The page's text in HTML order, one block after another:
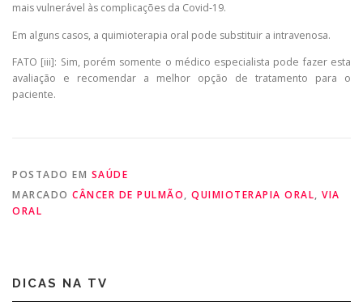
mais vulnerável às complicações da Covid-19.
Em alguns casos, a quimioterapia oral pode substituir a intravenosa.
FATO [iii]: Sim, porém somente o médico especialista pode fazer esta
avaliação e recomendar a melhor opção de tratamento para o
paciente.
POSTADO EM SAÚDE
MARCADO CÂNCER DE PULMÃO, QUIMIOTERAPIA ORAL, VIA
ORAL
DICAS NA TV